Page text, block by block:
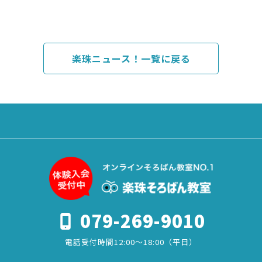
楽珠ニュース！一覧に戻る
079-269-9010
電話受付時間12:00～18:00（平日）